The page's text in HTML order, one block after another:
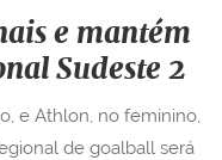
e mantém
Sudeste 2
e Athlon, no feminino,
de goalball será